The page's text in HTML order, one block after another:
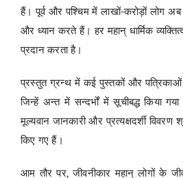
हैं। पूर्व और पश्चिम में लाखों-करोड़ों लोग अब
और ध्यान करते हैं। हर महान् धार्मिक
प्रदान करता है।
प्रस्तुत ग्रन्थ में कई पुस्तकों और
जिन्हें अन्त में सन्दर्भों में सूचीबद्ध किया
मूल्यवान जानकारी और प्रत्यक्षदर्शी विवरण
किए गए हैं।
आम तौर पर, जीवनीकार महान् लोगों के